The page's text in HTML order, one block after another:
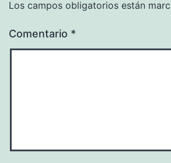
Los campos obligatorios están
Comentario *